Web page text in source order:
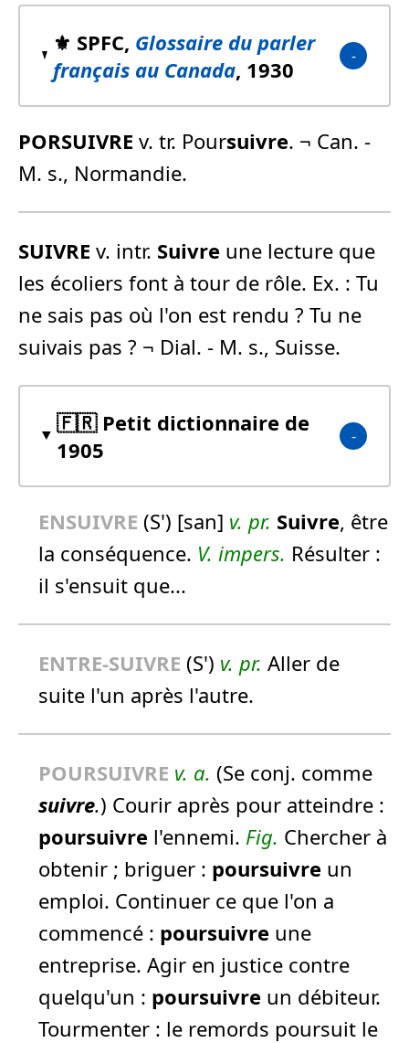
⚜️ SPFC, Glossaire du parler
français au Canada, 1930
PORSUIVRE v. tr. Poursuivre. ¬ Can. -
M. s., Normandie.
SUIVRE v. intr. Suivre une lecture que
les écoliers font à tour de rôle. Ex. : Tu
ne sais pas où l'on est rendu ? Tu ne
suivais pas ? ¬ Dial. - M. s., Suisse.
🇫🇷 Petit dictionnaire de
1905
ENSUIVRE (S') [san] v. pr. Suivre, être
la conséquence. V. impers. Résulter :
il s'ensuit que...
ENTRE-SUIVRE (S') v. pr. Aller de
suite l'un après l'autre.
POURSUIVRE v. a. (Se conj. comme
suivre.) Courir après pour atteindre :
poursuivre l'ennemi. Fig. Chercher à
obtenir ; briguer : poursuivre un
emploi. Continuer ce que l'on a
commencé : poursuivre une
entreprise. Agir en justice contre
quelqu'un : poursuivre un débiteur.
Tourmenter : le remords poursuit le